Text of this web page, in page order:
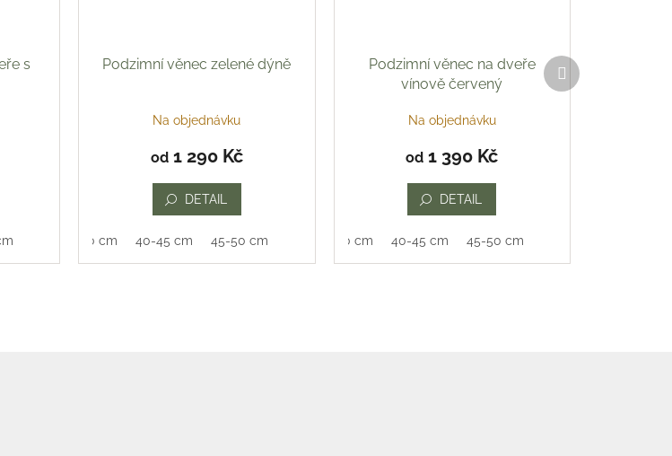
s
Podzimní věnec zelené dýně
Na objednávku
od1 290 Kč
DETAIL
35-40 cm 40-45 cm 45-50 cm
Podzimní věnec na dveře
vínově červený
Na objednávku
od 1 390 Kč
DETAIL
35-40 cm 40-45 cm 45-50 cm
Další
produkt